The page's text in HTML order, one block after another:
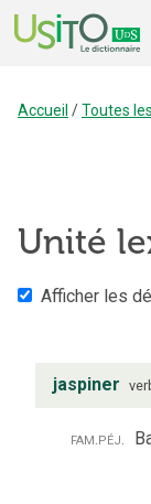
Accueil /Toutes
Unité
Afficher les
jaspiner
fam.péj.